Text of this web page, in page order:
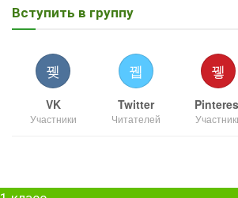
Вступить в группу
VK
Участники
Twitter
Читателей